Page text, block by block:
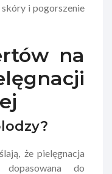
i pogorszenie
na
że pielęgnacja
do